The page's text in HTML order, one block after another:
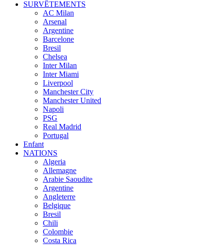
SURVÊTEMENTS
AC Milan
Arsenal
Argentine
Barcelone
Bresil
Chelsea
Inter Milan
Inter Miami
Liverpool
Manchester City
Manchester United
Napoli
PSG
Real Madrid
Portugal
Enfant
NATIONS
Algeria
Allemagne
Arabie Saoudite
Argentine
Angleterre
Belgique
Bresil
Chili
Colombie
Costa Rica